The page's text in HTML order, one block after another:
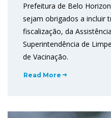
Prefeitura de Belo
sejam obrigados a incluir
fiscalização, da
Superintendência de
de Vacinação.
Read More